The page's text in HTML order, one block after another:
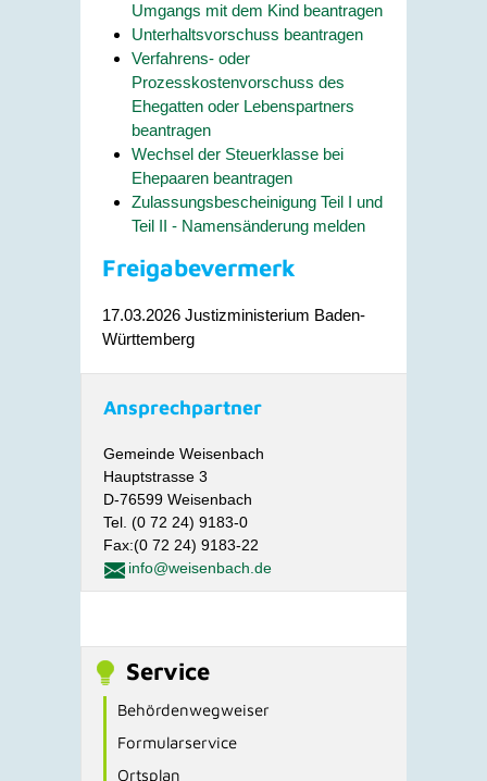
Umgangs mit dem Kind beantragen
Unterhaltsvorschuss beantragen
Verfahrens- oder
Prozesskostenvorschuss des
Ehegatten oder Lebenspartners
beantragen
Wechsel der Steuerklasse bei
Ehepaaren beantragen
Zulassungsbescheinigung Teil I und
Teil II - Namensänderung melden
Freigabevermerk
17.03.2026 Justizministerium Baden-
Württemberg
Ansprechpartner
Gemeinde Weisenbach
Hauptstrasse 3
D-76599 Weisenbach
Tel. (0 72 24) 9183-0
Fax:(0 72 24) 9183-22
info@weisenbach.de
Service
Behördenwegweiser
Formularservice
Ortsplan